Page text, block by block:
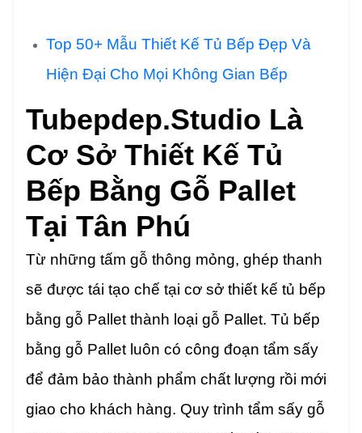
Top 50+ Mẫu Thiết Kế Tủ Bếp Đẹp Và
Hiện Đại Cho Mọi Không Gian Bếp
Tubepdep.studio Là
Cơ Sở Thiết Kế Tủ
Bếp Bằng Gỗ Pallet
Tại Tân Phú
Từ những tấm gỗ thông mỏng, ghép thanh
sẽ được tái tạo chế tại cơ sở thiết kế tủ bếp
bằng gỗ Pallet thành loại gỗ Pallet. Tủ bếp
bằng gỗ Pallet luôn có công đoạn tẩm sấy
để đảm bảo thành phẩm chất lượng rồi mới
giao cho khách hàng. Quy trình tẩm sấy gỗ